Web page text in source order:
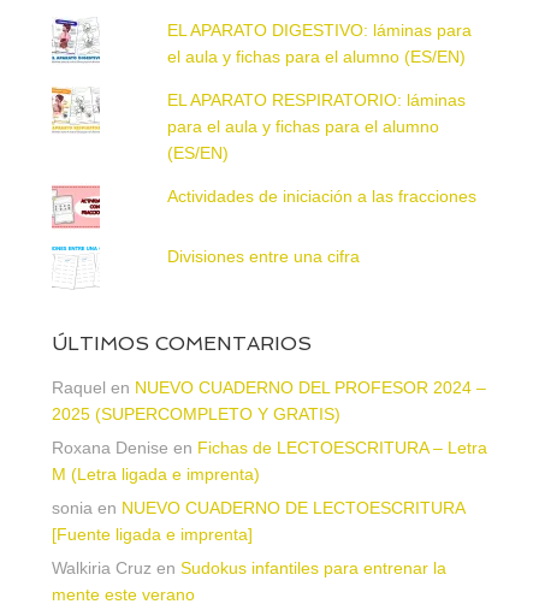
EL APARATO DIGESTIVO: láminas para
el aula y fichas para el alumno (ES/EN)
EL APARATO RESPIRATORIO: láminas
para el aula y fichas para el alumno
(ES/EN)
Actividades de iniciación a las fracciones
Divisiones entre una cifra
ÚLTIMOS COMENTARIOS
Raquel en NUEVO CUADERNO DEL PROFESOR 2024 –
2025 (SUPERCOMPLETO Y GRATIS)
Roxana Denise en Fichas de LECTOESCRITURA – Letra
M (Letra ligada e imprenta)
sonia en NUEVO CUADERNO DE LECTOESCRITURA
[Fuente ligada e imprenta]
Walkiria Cruz en Sudokus infantiles para entrenar la
mente este verano